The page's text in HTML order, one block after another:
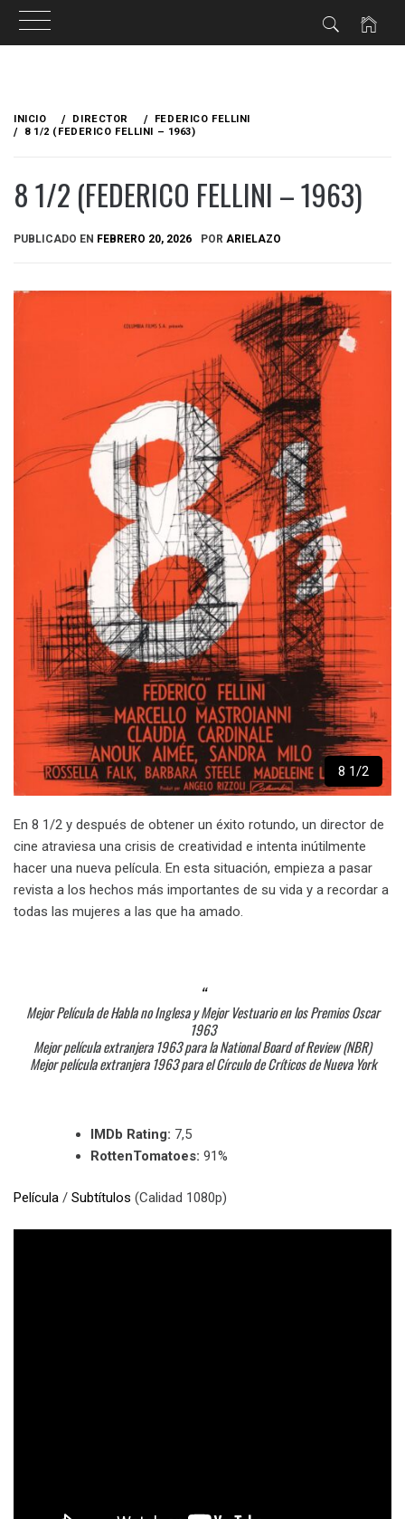
contenido
INICIO DIRECTOR
FEDERICO FELLINI
8 1/2 (FEDERICO FELLINI – 1963)
8 1/2 (FEDERICO FELLINI – 1963)
PUBLICADO EN FEBRERO 20, 2026 POR ARIELAZO
8 1/2
En 8 1/2 y después de obtener un éxito rotundo, un director de
cine atraviesa una crisis de creatividad e intenta inútilmente
hacer una nueva película. En esta situación, empieza a pasar
revista a los hechos más importantes de su vida y a recordar a
todas las mujeres a las que ha amado.
Mejor Película de Habla no Inglesa y Mejor Vestuario en los Premios Oscar
1963
Mejor película extranjera 1963 para la National Board of Review (NBR)
Mejor película extranjera 1963 para el Círculo de Críticos de Nueva York
IMDb Rating: 7,5
RottenTomatoes: 91%
Película / Subtítulos (Calidad 1080p)